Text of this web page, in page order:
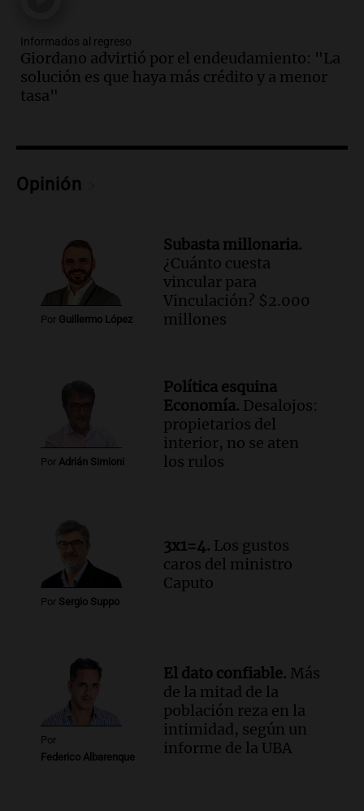
Audio.Una nutricionista derribó el mito
del desayuno ideal: qué alimentos
conviene priorizar
Audio.
Mateo, a los 25 años, lucha
contra el tiempo: necesita un trasplante
para poder seguir viviend
Una mañana para todos
Episodios
Una mañana para todos
Episodios
Altas Cumbres: rescataron a una
cabra que llevaba ocho días atrapada en
Audio.
Chile planteó mejorar la
conectividad fronteriza, aérea y digital
con Jujuy
Panorama Federal
Episodios
Informados al regreso
Giordano advirtió por el endeudamiento: "La
solución es que haya más crédito y a menor
tasa"
Opinión
Por Guillermo López
Subasta millonaria.
¿Cuánto cuesta
vincular para
Vinculación? $2.000
millones
Por Adrián Simioni
Política esquina
Economía. Desalojos:
propietarios del
interior, no se aten
los rulos
Por Sergio Suppo
3x1=4. Los gustos
caros del ministro
Caputo
Por
Federico Albarenque
El dato confiable. Más
de la mitad de la
población reza en la
intimidad, según un
informe de la UBA